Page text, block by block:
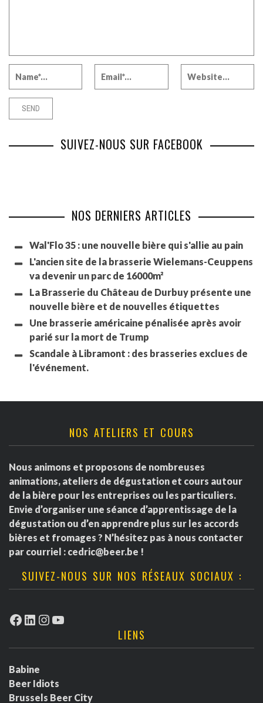
SUIVEZ-NOUS SUR FACEBOOK
NOS DERNIERS ARTICLES
Wal'Flo 35 : une nouvelle bière qui s'allie au pain
L'ancien site de la brasserie Wielemans-Ceuppens
va devenir un parc de 16000m²
La Brasserie du Château de Durbuy présente une
nouvelle bière et de nouvelles étiquettes
Une brasserie américaine pénalisée après avoir
parié sur la mort de Trump
Scandale à Libramont : des brasseries exclues de
l'événement.
NOS ATELIERS ET COURS
Nous animons et proposons de nombreuses
animations, ateliers de dégustation et cours autour
de la bière pour les entreprises ou les particuliers.
Envie d’organiser une séance d’apprentissage de la
dégustation ou d’en apprendre plus sur les accords
bières et fromages ? N’hésitez pas à nous contacter
par courriel : cedric@beer.be !
SUIVEZ-NOUS SUR NOS RÉSEAUX SOCIAUX :
Facebook
LinkedIn
Instagram
YouTube
LIENS
Babine
Beer Idiots
Brussels Beer City